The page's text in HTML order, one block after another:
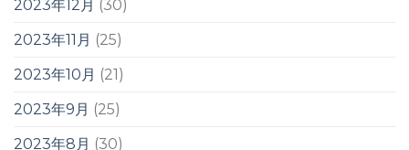
2023年12月 (30)
2023年11月 (25)
2023年10月 (21)
2023年9月 (25)
2023年8月 (30)